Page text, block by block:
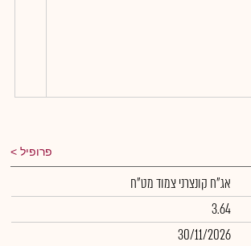
פרופיל
אג"ח קונצרני צמוד מט"ח
3.64
30/11/2026